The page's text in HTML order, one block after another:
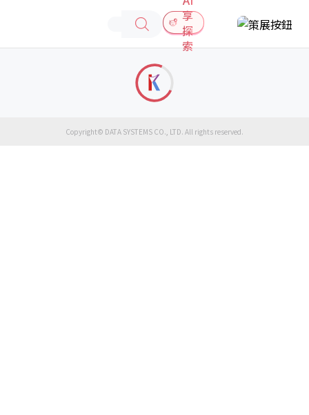
享
探
索
Copyright© DATA SYSTEMS CO., LTD. All rights reserved.